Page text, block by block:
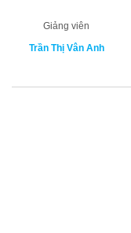
Giảng viên
Trần Thị Vân Anh